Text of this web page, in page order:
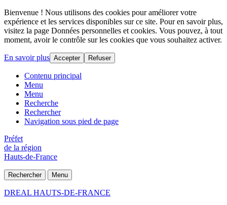
Bienvenue ! Nous utilisons des cookies pour améliorer votre
expérience et les services disponibles sur ce site. Pour en savoir plus,
visitez la page Données personnelles et cookies. Vous pouvez, à tout
moment, avoir le contrôle sur les cookies que vous souhaitez activer.
En savoir plus Accepter Refuser
Contenu principal
Menu
Menu
Recherche
Rechercher
Navigation sous pied de page
Préfet
de la région
Hauts-de-France
Rechercher Menu
DREAL HAUTS-DE-FRANCE